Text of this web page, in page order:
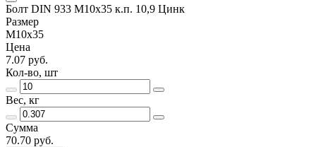
Болт DIN 933 М10х35 к.п. 10,9 Цинк
Размер
М10х35
Цена
7.07 руб.
Кол-во, шт
Вес, кг
Сумма
70.70 руб.